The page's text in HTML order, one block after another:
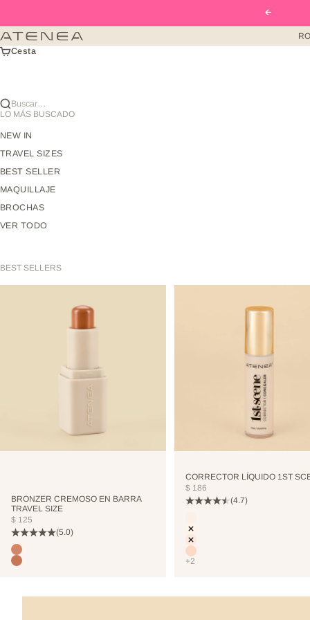
Anterior
Atenea Beauty mx
Cesta
Buscar…
LO MÁS BUSCADO
NEW IN
TRAVEL SIZES
BEST SELLER
MAQUILLAJE
BROCHAS
VER TODO
BEST SELLERS
BRONZER CREMOSO EN BARRA
TRAVEL SIZE
PRECIO DE OFERTA
$ 125
(5.0)
Color
TERRANOVA
TOSTEDCOCONUT
CORRECTOR LÍQUIDO 1ST
PRECIO DE OFERTA
$ 186
(4.7)
NEUTRALIZER
VANILLA
NUDE
+2